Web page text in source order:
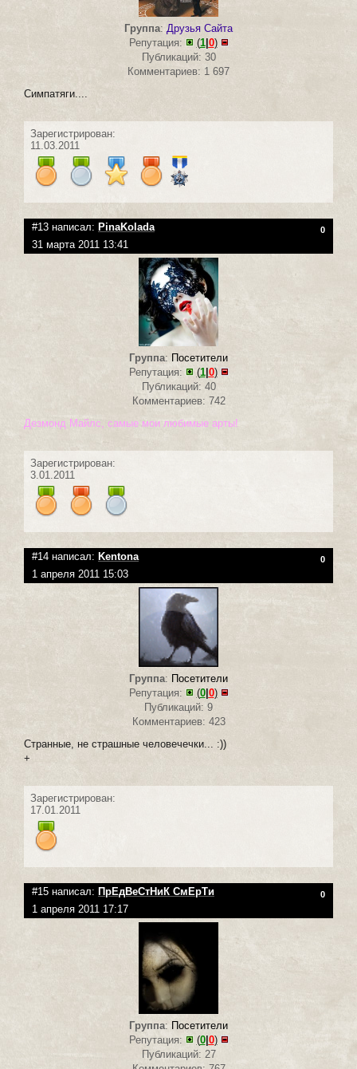
Группа: Друзья Сайта
Репутация:
(1| 0)
Публикаций: 30
Комментариев: 1 697
Симпатяги....
Зарегистрирован:
11.03.2011
#13 написал: PinaKolada 0
31 марта 2011 13:41
Группа: Посетители
Репутация:
(1| 0)
Публикаций: 40
Комментариев: 742
Дезмонд Майлс, самые мои любимые арты!
Зарегистрирован:
3.01.2011
#14 написал: Kentona 0
1 апреля 2011 15:03
Группа: Посетители
Репутация:
(0| 0)
Публикаций: 9
Комментариев: 423
Странные, не страшные человечечки... :))
+
Зарегистрирован:
17.01.2011
#15 написал: ПрЕдВеСтНиК СмЕрТи 0
1 апреля 2011 17:17
Группа: Посетители
Репутация:
(0|0)
Публикаций: 27